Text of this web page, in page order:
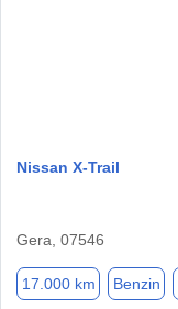
Nissan X-Trail
Gera, 07546
17.000 km Benzin